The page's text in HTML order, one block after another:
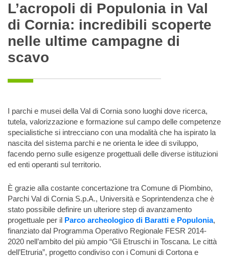
L’acropoli di Populonia in Val
di Cornia: incredibili scoperte
nelle ultime campagne di
scavo
I parchi e musei della Val di Cornia sono luoghi dove ricerca,
tutela, valorizzazione e formazione sul campo delle competenze
specialistiche si intrecciano con una modalità che ha ispirato la
nascita del sistema parchi e ne orienta le idee di sviluppo,
facendo perno sulle esigenze progettuali delle diverse istituzioni
ed enti operanti sul territorio.
È grazie alla costante concertazione tra Comune di Piombino,
Parchi Val di Cornia S.p.A., Università e Soprintendenza che è
stato possibile definire un ulteriore step di avanzamento
progettuale per il Parco archeologico di Baratti e Populonia,
finanziato dal Programma Operativo Regionale FESR 2014-
2020 nell’ambito del più ampio “Gli Etruschi in Toscana. Le città
dell’Etruria”, progetto condiviso con i Comuni di Cortona e